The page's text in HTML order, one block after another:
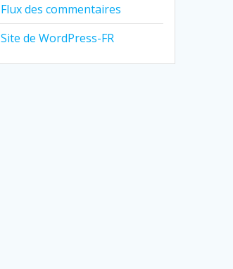
Flux des commentaires
Site de WordPress-FR